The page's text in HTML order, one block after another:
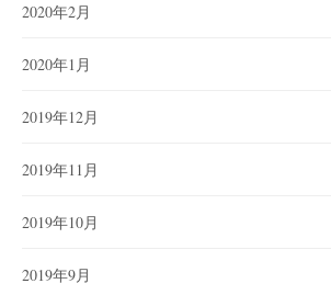
2020年2月
2020年1月
2019年12月
2019年11月
2019年10月
2019年9月